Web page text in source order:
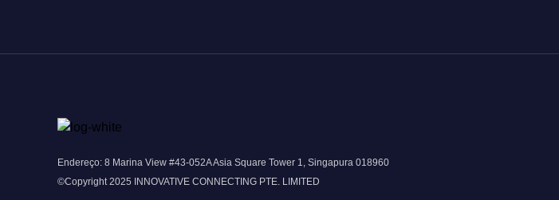
Endereço: 8 Marina View #43-052A Asia Square Tower 1, Singapura 018960
©Copyright 2025 INNOVATIVE CONNECTING PTE. LIMITED